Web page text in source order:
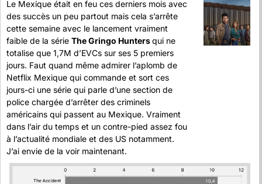
Le Mexique était en feu ces derniers mois avec
des succès un peu partout mais cela s’arrête
cette semaine avec le lancement vraiment
faible de la série The Gringo Hunters qui ne
totalise que 1,7M d’EVCs sur ses 5 premiers
jours. Faut quand même admirer l’aplomb de
Netflix Mexique qui commande et sort ces
jours-ci une série qui parle d’une section de
police chargée d’arrêter des criminels
américains qui passent au Mexique. Vraiment
dans l’air du temps et un contre-pied assez fou
à l’actualité mondiale et des US notamment.
J’ai envie de la voir maintenant.